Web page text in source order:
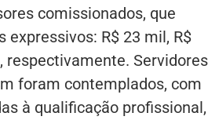
comissionados, que
expressivos: R$ 23 mil, R$
respectivamente. Servidores
foram contemplados, com
à qualificação profissional,